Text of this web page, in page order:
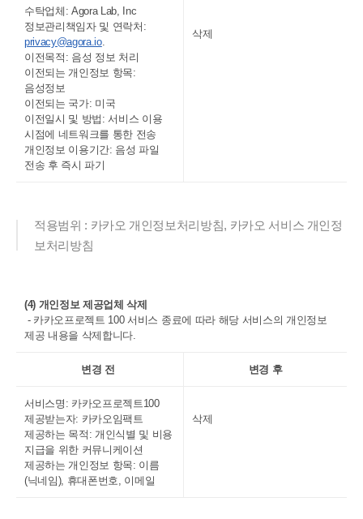
수탁업체: Agora Lab, Inc
정보관리책임자 및 연락처:
privacy@agora.io.
이전목적: 음성 정보 처리
이전되는 개인정보 항목:
음성정보
이전되는 국가: 미국
이전일시 및 방법: 서비스 이용
시점에 네트워크를 통한 전송
개인정보 이용기간: 음성 파일
전송 후 즉시 파기
삭제
적용범위 : 카카오 개인정보처리방침, 카카오 서비스 개인정
보처리방침
(4) 개인정보 제공업체 삭제
- 카카오프로젝트 100 서비스 종료에 따라 해당 서비스의 개인정보
제공 내용을 삭제합니다.
변경 전 변경 후
서비스명: 카카오프로젝트100
제공받는자: 카카오임팩트
제공하는 목적: 개인식별 및 비용
지급을 위한 커뮤니케이션
제공하는 개인정보 항목: 이름
(닉네임), 휴대폰번호, 이메일
삭제